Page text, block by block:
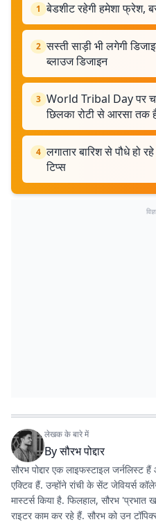
1 बेडशीट रहेगी हमेशा फ्रेश,
2 सस्ती साड़ी भी लगेगी
ब्लाउज डिजाइन
3 World Tribal Day पर
छिलका रोटी से आरसा तक
4 लगातार बारिश से पौधे हो
टिप्स
लेखक के बारे में
Byसौरभ पोद्दार
सौरभ पोद्दार एक लाइफस्टाइल जर्नलिस्ट
एक्टिव हैं. उन्होंने रांची के सेंट जेवियर्स
मास्टर्स किया है. फिलहाल, सौरभ
राइटर काम कर रहे हैं. सौरभ को उन